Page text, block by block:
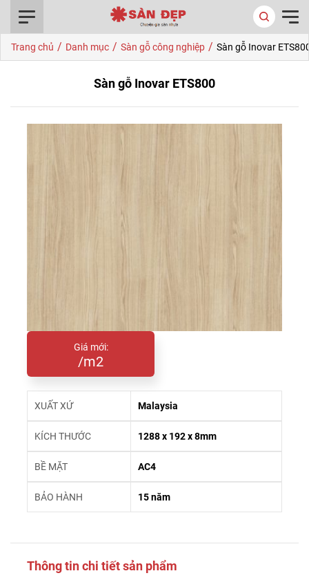
Trang chủ / Danh mục / Sàn gỗ công nghiệp / Sàn gỗ Inovar
Sàn gỗ Inovar ETS800
Giá mới:
/m2
XUẤT XỨ Malaysia
KÍCH THƯỚC 1288 x 192 x 8mm
BỀ MẶT AC4
BẢO HÀNH 15 năm
Thông tin chi tiết sản phẩm